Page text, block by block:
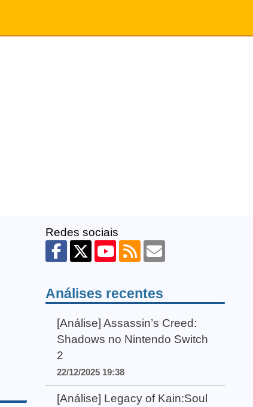
Redes sociais
Análises recentes
[Análise] Assassin’s Creed:
Shadows no Nintendo Switch
2
22/12/2025 19:38
[Análise] Legacy of Kain:Soul